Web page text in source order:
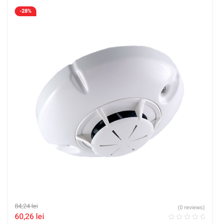
-28%
84,24lei
60,26 lei
(0 reviews)